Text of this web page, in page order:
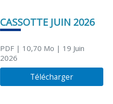
CASSOTTE JUIN 2026
PDF| 10,70 Mo | 19 Juin
2026
Télécharger